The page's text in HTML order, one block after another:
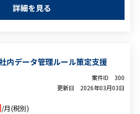
ISMSやSOC2の年間アップデート対応
跡などのエビデンス対応
きます。
セキュリティ監査のご経験
詳細を見る
内データ管理ルール策定支援
案件ID
300
更新日
2026年03月03日
/月(税別)